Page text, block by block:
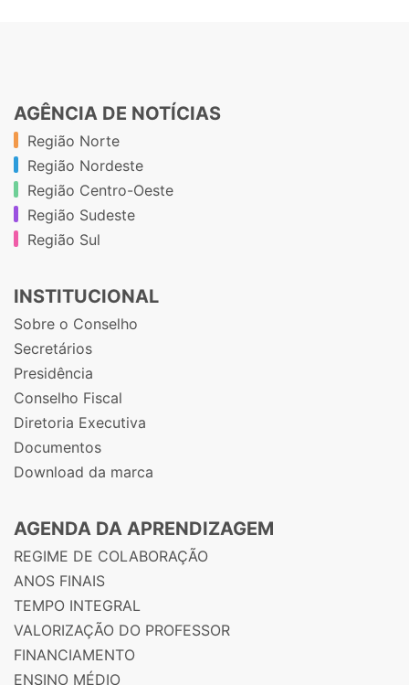
AGÊNCIA DE NOTÍCIAS
Região Norte
Região Nordeste
Região Centro-Oeste
Região Sudeste
Região Sul
INSTITUCIONAL
Sobre o Conselho
Secretários
Presidência
Conselho Fiscal
Diretoria Executiva
Documentos
Download da marca
AGENDA DA APRENDIZAGEM
REGIME DE COLABORAÇÃO
ANOS FINAIS
TEMPO INTEGRAL
VALORIZAÇÃO DO PROFESSOR
FINANCIAMENTO
ENSINO MÉDIO